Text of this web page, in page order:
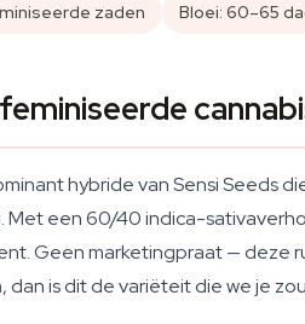
zaden Bloei: 60–65
hybride van Sensi Seeds
Met een 60/40 indica-
Geen marketingpraat — deze
is dit de variëteit die we je